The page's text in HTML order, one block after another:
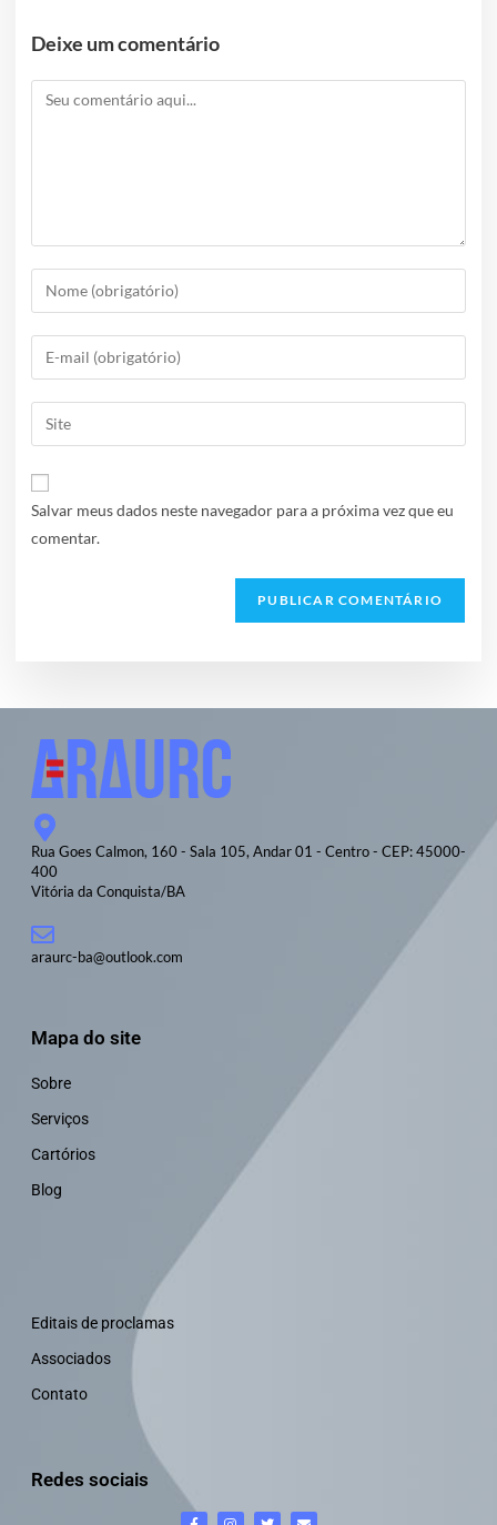
Deixe um comentário
Salvar meus dados neste navegador para a próxima vez que eu
comentar.
Rua Goes Calmon, 160 - Sala 105, Andar 01 - Centro - CEP: 45000-
400
Vitória da Conquista/BA
araurc-ba@outlook.com
Mapa do site
Sobre
Serviços
Cartórios
Blog
Editais de proclamas
Associados
Contato
Redes sociais